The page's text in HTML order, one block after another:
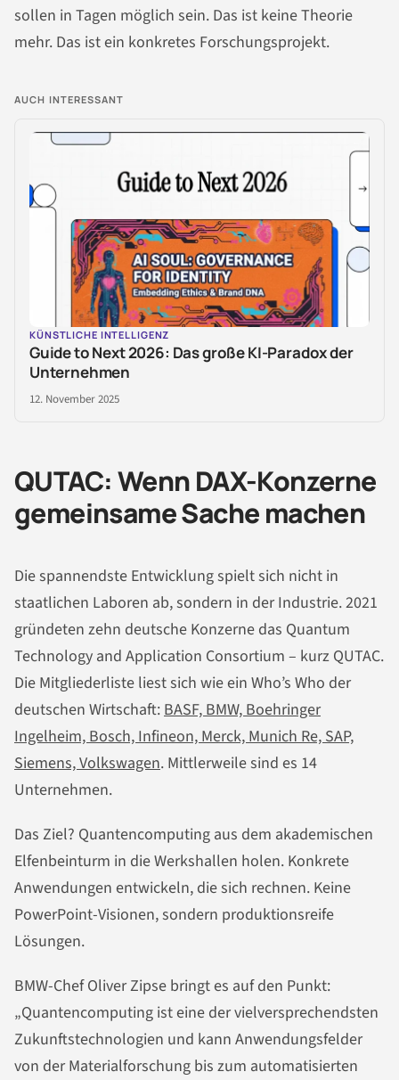
sollen in Tagen möglich sein. Das ist keine Theorie
mehr. Das ist ein konkretes Forschungsprojekt.
AUCH INTERESSANT
KÜNSTLICHE INTELLIGENZ
Guide to Next 2026: Das große KI-Paradox der
Unternehmen
12. November 2025
QUTAC: Wenn DAX-Konzerne
gemeinsame Sache machen
Die spannendste Entwicklung spielt sich nicht in
staatlichen Laboren ab, sondern in der Industrie. 2021
gründeten zehn deutsche Konzerne das Quantum
Technology and Application Consortium – kurz QUTAC.
Die Mitgliederliste liest sich wie ein Who’s Who der
deutschen Wirtschaft: BASF, BMW, Boehringer
Ingelheim, Bosch, Infineon, Merck, Munich Re, SAP,
Siemens, Volkswagen. Mittlerweile sind es 14
Unternehmen.
Das Ziel? Quantencomputing aus dem akademischen
Elfenbeinturm in die Werkshallen holen. Konkrete
Anwendungen entwickeln, die sich rechnen. Keine
PowerPoint-Visionen, sondern produktionsreife
Lösungen.
BMW-Chef Oliver Zipse bringt es auf den Punkt:
„Quantencomputing ist eine der vielversprechendsten
Zukunftstechnologien und kann Anwendungsfelder
von der Materialforschung bis zum automatisierten